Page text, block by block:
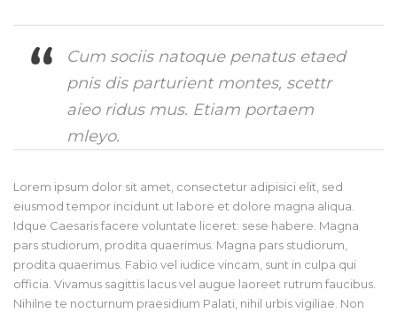
Cum sociis natoque penatus etaed
pnis dis parturient montes, scettr
aieo ridus mus. Etiam portaem
mleyo.
Lorem ipsum dolor sit amet, consectetur adipisici elit, sed
eiusmod tempor incidunt ut labore et dolore magna aliqua.
Idque Caesaris facere voluntate liceret: sese habere. Magna
pars studiorum, prodita quaerimus. Magna pars studiorum,
prodita quaerimus. Fabio vel iudice vincam, sunt in culpa qui
officia. Vivamus sagittis lacus vel augue laoreet rutrum faucibus.
Nihilne te nocturnum praesidium Palati, nihil urbis vigiliae. Non